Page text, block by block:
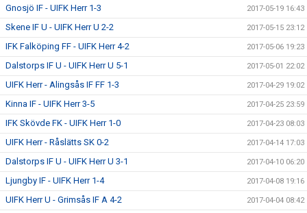
Gnosjö IF - UIFK Herr 1-3 2017-05-19 16:43
Skene IF U - UIFK Herr U 2-2 2017-05-15 23:12
IFK Falköping FF - UIFK Herr 4-2 2017-05-06 19:23
Dalstorps IF U - UIFK Herr U 5-1 2017-05-01 22:02
UIFK Herr - Alingsås IF FF 1-3 2017-04-29 19:02
Kinna IF - UIFK Herr 3-5 2017-04-25 23:59
IFK Skövde FK - UIFK Herr 1-0 2017-04-23 08:03
UIFK Herr - Råslätts SK 0-2 2017-04-14 17:03
Dalstorps IF U - UIFK Herr U 3-1 2017-04-10 06:20
Ljungby IF - UIFK Herr 1-4 2017-04-08 19:16
UIFK Herr U - Grimsås IF A 4-2 2017-04-04 08:42